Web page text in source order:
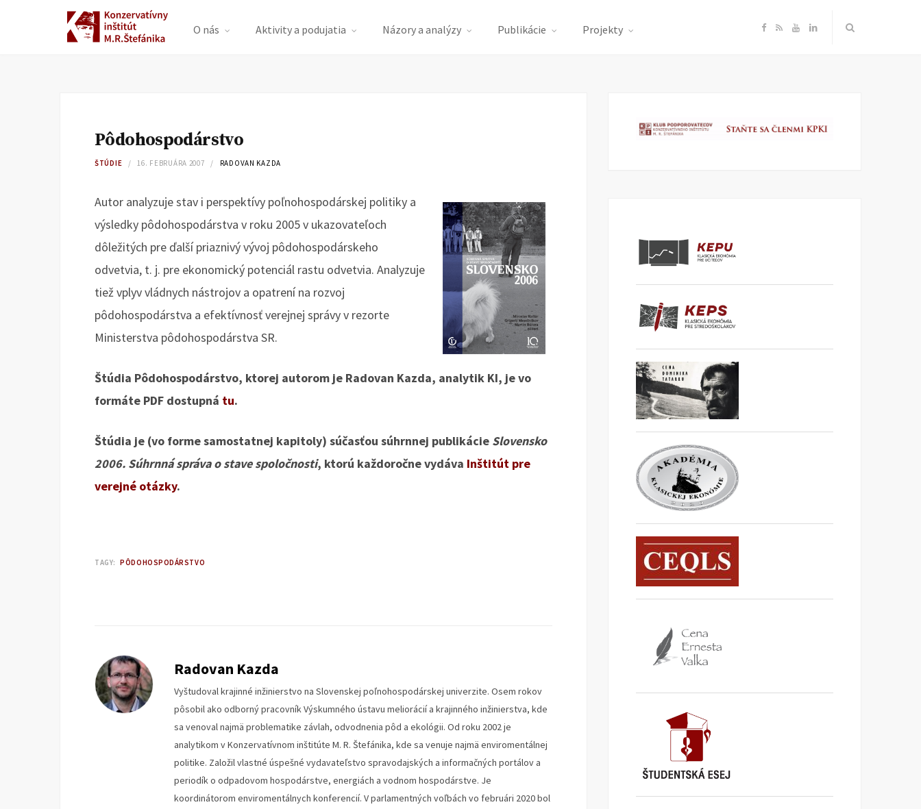
O nás Aktivity a podujatia Názory a analýzy Publikácie Projekty F
e
R Y
T
L
k
Pôdohospodárstvo
ŠTÚDIE 16. FEBRUÁRA 2007 RADOVAN KAZDA
Autor analyzuje stav i perspektívy poľnohospodárskej politiky a
výsledky pôdohospodárstva v roku 2005 v ukazovateľoch
dôležitých pre ďalší priaznivý vývoj pôdohospodárskeho
odvetvia, t. j. pre ekonomický potenciál rastu odvetvia. Analyzuje
tiež vplyv vládnych nástrojov a opatrení na rozvoj
pôdohospodárstva a efektívnosť verejnej správy v rezorte
Ministerstva pôdohospodárstva SR.
Štúdia Pôdohospodárstvo, ktorej autorom je Radovan Kazda, analytik KI, je vo
formáte PDF dostupná tu.
Štúdia je (vo forme samostatnej kapitoly) súčasťou súhrnnej publikácie Slovensko
2006. Súhrnná správa o stave spoločnosti, ktorú každoročne vydáva Inštitút pre
verejné otázky.
TAGY: PÔDOHOSPODÁRSTVO
Radovan Kazda
Vyštudoval krajinné inžinierstvo na Slovenskej poľnohospodárskej univerzite. Osem rokov
pôsobil ako odborný pracovník Výskumného ústavu meliorácií a krajinného inžinierstva, kde
sa venoval najmä problematike závlah, odvodnenia pôd a ekológii. Od roku 2002 je
analytikom v Konzervatívnom inštitúte M. R. Štefánika, kde sa venuje najmä enviromentálnej
politike. Založil vlastné úspešné vydavateľstvo spravodajských a informačných portálov a
periodík o odpadovom hospodárstve, energiách a vodnom hospodárstve. Je
koordinátorom enviromentálnych konferencií. V parlamentných voľbách vo februári 2020 bol